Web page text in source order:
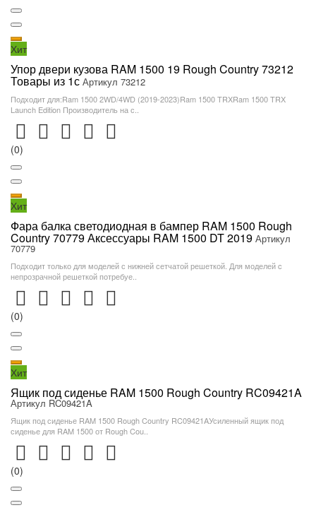
Хит
Упор двери кузова RAM 1500 19 Rough Country 73212
Товары из 1с Артикул 73212
Подходит для:Ram 1500 2WD/4WD (2019-2023)Ram 1500 TRXRam 1500 TRX
Launch Edition Производитель на с..
(0)
Хит
Фара балка светодиодная в бампер RAM 1500 Rough
Country 70779 Аксессуары RAM 1500 DT 2019 Артикул
70779
Подходит только для моделей с нижней сетчатой решеткой. Для моделей c
непрозрачной решеткой потребуе..
(0)
Хит
Ящик под сиденье RAM 1500 Rough Country RC09421A
Артикул RC09421A
Ящик под сиденье RAM 1500 Rough Country RC09421AУсиленный ящик под
сиденье для RAM 1500 от Rough Cou..
(0)